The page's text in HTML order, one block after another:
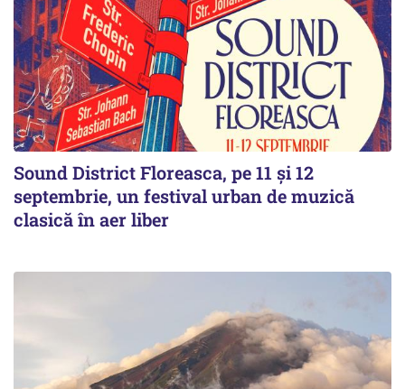
Sound District Floreasca, pe 11 și 12
septembrie, un festival urban de muzică
clasică în aer liber